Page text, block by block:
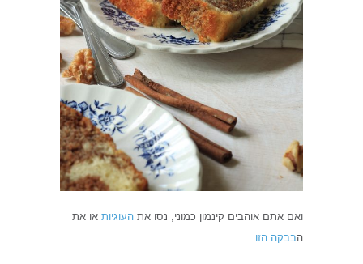
ואם אתם אוהבים קינמון כמוני, נסו את העוגיות או את
הבבקה הזו.